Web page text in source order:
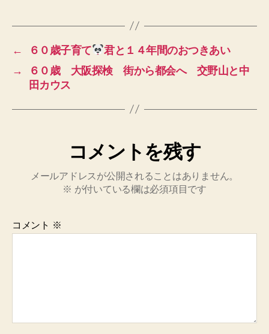
← ６０歳子育て
君と１４年間のおつきあい
→
６０歳 大阪探検 街から都会へ 交野山と中
田カウス
コメントを残す
メールアドレスが公開されることはありません。
※ が付いている欄は必須項目です
コメント ※